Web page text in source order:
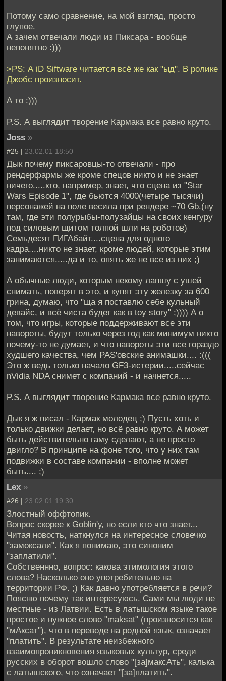
Потому само сравнение, на мой взгляд, просто
глупое.
А зачем отвечали люди из Пиксара - вообще
непонятно :)))
>PS: А iD Siftware читается всё же как "ыд". В ролике
Джобс произносит.
А то :)))
P.S. А выглядит творение Кармака все равно круто.
Joss »
#25 | 23.02.01 18:50
Дык почему пиксаровцы-то отвечали - про
рендерфармы же кроме спецов никто и не знает
ничего.....кто, например, знает, что сцена из "Star
Wars Episode 1", где бьются 4000(четыре тысячи)
персонажей на поле весила при рендере ~70 Gb.(ну
там, где эти полурыбы-полузайцы на своих кенгуру
под силовым щитом толпой шли на роботов)
Семьдесят ГИГАбайт....сцена для одного
кадра....никто не знает, кроме людей, которые этим
занимаются.....да и то, опять же не все из них ;)
А обычные люди, которым некому лапшу с ушей
снимать, поверят в это, и купят эту железку за 600
грина, думаю, что "ща я поставлю себе кульный
девайс, и всё чиста будет как в toy story" ;)))) А о
том, что игры, которые поддерживают все эти
навороты, будут только через год как минимум никто
почему-то не думает, и что навороты эти все гораздо
худшего качества, чем PAS'овские анимашки.... :(((
Это ж ведь только начало GF3-истерии.....сейчас
nVidia NDA снимет с компаний - и начнется.....
P.S. А выглядит творение Кармака все равно круто.
Дык я ж писал - Кармак молодец ;) Пусть хоть и
только движки делает, но всё равно круто. А может
быть действительно гаму сделают, а не просто
двигло? В принципе на фоне того, что у них там
подвижки в составе компании - вполне может
быть.... ;)
Lex »
#26 | 23.02.01 19:30
Злостный оффтопик.
Вопрос скорее к Goblin'у, но если кто что знает...
Читая новость, наткнулся на интересное словечко
"замоксали". Как я понимаю, это синоним
"заплатили".
Собственнно, вопрос: какова этимология этого
слова? Насколько оно употребительно на
территории РФ. ;) Как давно употребляется в речи?
Поясню почему так интересуюсь. Сами мы люди не
местные - из Латвии. Есть в латышском языке такое
простое и нужное слово "maksat" (произносится как
"мAксaт"), что в переводе на родной язык, означает
"платить". В результате неизбежного
взаимопроникновения языковых культур, среди
русских в оборот вошло слово "[за]максАть", калька
с латышского, что означает "[за]платить".